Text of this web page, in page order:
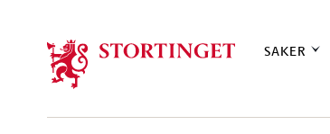
SAKER